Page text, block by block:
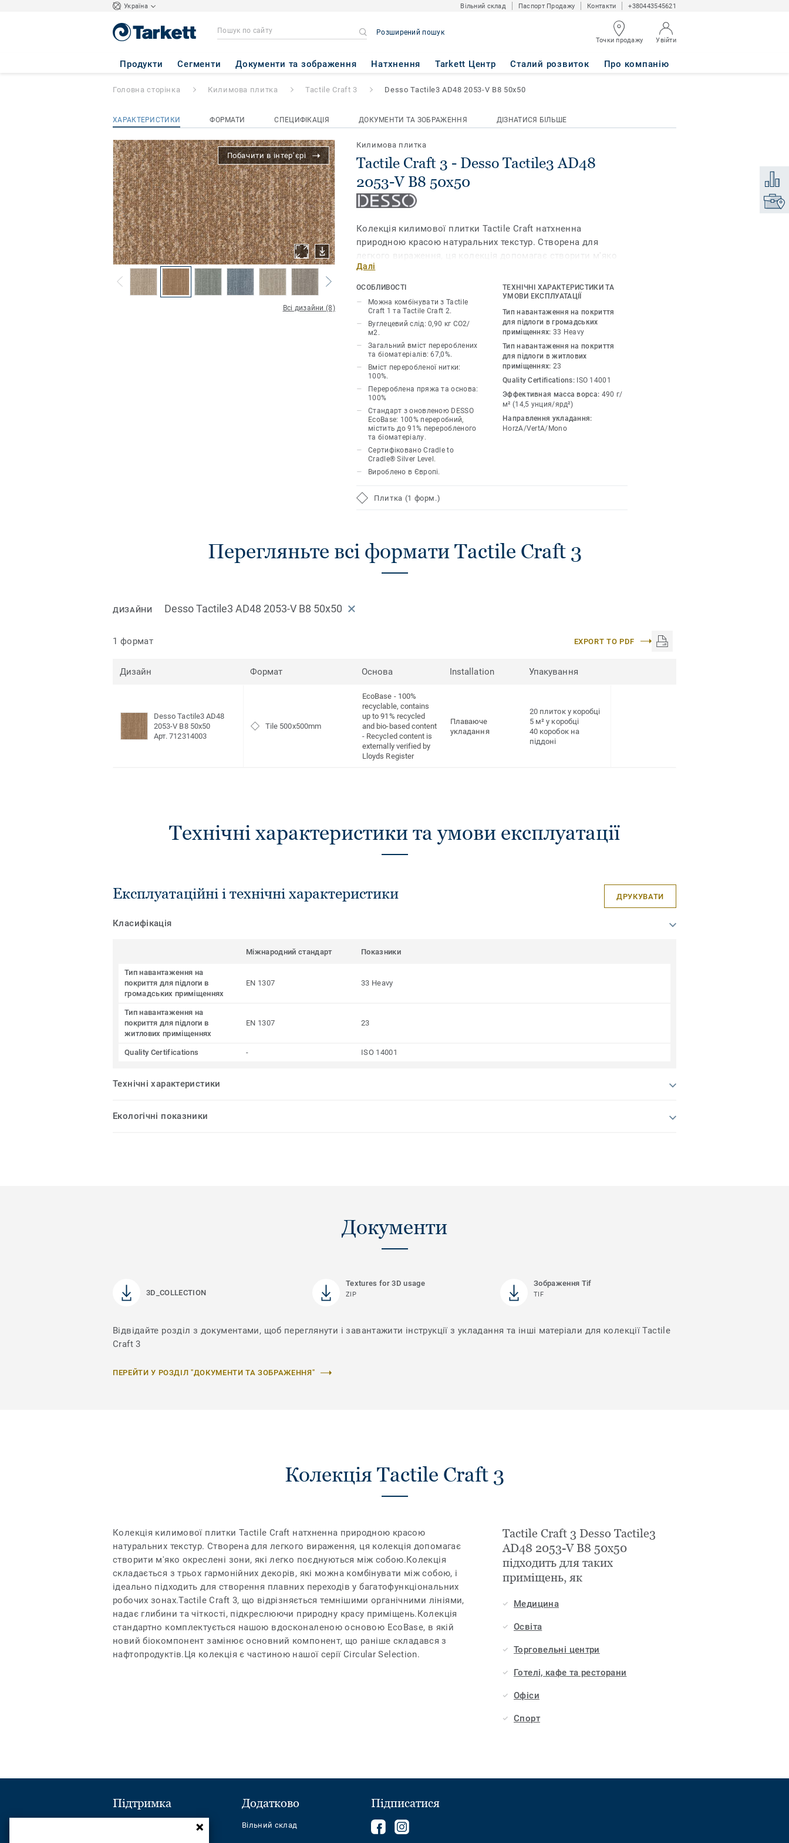
Україна Вільний склад Паспорт Продажу Контакти +380443545621
Розширений пошук
Точки продажу Увійти
Продукти Сегменти Документи та зображення Натхнення Tarkett Центр Сталий розвиток Про компанію
Tactile Craft 3 - Desso Tactile3 AD48 2053-V B8 50x50
Головна сторінка Килимова плитка Tactile Craft 3 Desso Tactile3 AD48 2053-V B8 50x50
ХАРАКТЕРИСТИКИ ФОРМАТИ СПЕЦИФІКАЦІЯ ДОКУМЕНТИ ТА ЗОБРАЖЕННЯ ДІЗНАТИСЯ БІЛЬШЕ
Побачити в інтер’єрі
Всі дизайни (8)
Килимова плитка
Tactile Craft 3 - Desso Tactile3 AD48
2053-V B8 50x50
Колекція килимової плитки Tactile Craft натхненна
природною красою натуральних текстур. Створена для
легкого вираження, ця колекція допомагає створити м'яко
окреслені зони, які легко поєднуються між собою.Колекція
складається з трьох гармонійних декорів, які можна
комбінувати між собою, і ідеально підходить для створення
плавних переходів у багатофункціональних робочих
зонах.Tactile Craft 3, що відрізняється темнішими
органічними лініями, надає глибини та чіткості,
підкреслюючи природну красу приміщень.Колекція
стандартно комплектується нашою вдосконаленою
основою EcoBase, в якій новий біокомпонент замінює
основний компонент, що раніше складався з
нафтопродуктів.Ця колекція є частиною нашої серії Circular
Selection.
Далі
ОСОБЛИВОСТІ
Можна комбінувати з Tactile
Craft 1 та Tactile Craft 2.
Вуглецевий слід: 0,90 кг CO2/
м2.
Загальний вміст перероблених
та біоматеріалів: 67,0%.
Вміст переробленої нитки:
100%.
Перероблена пряжа та основа:
100%
Стандарт з оновленою DESSO
EcoBase: 100% переробний,
містить до 91% переробленого
та біоматеріалу.
Сертифіковано Cradle to
Cradle® Silver Level.
Вироблено в Європі.
ТЕХНІЧНІ ХАРАКТЕРИСТИКИ ТА
УМОВИ ЕКСПЛУАТАЦІЇ
Тип навантаження на покриття
для підлоги в громадських
приміщеннях: 33 Heavy
Тип навантаження на покриття
для підлоги в житлових
приміщеннях: 23
Quality Certifications: ISO 14001
Эффективная масса ворса: 490 г/
м² (14,5 унция/ярд²)
Направлення укладання:
HorzA/VertA/Mono
Плитка (1 форм.)
Перегляньте всі формати Tactile Craft 3
ДИЗАЙНИ Desso Tactile3 AD48 2053-V B8 50x50
1 формат EXPORT TO PDF
Дизайн Формат Основа Installation Упакування
Desso Tactile3 AD48
2053-V B8 50x50
Арт. 712314003
Tile 500x500mm
EcoBase - 100%
recyclable, contains
up to 91% recycled
and bio-based content
- Recycled content is
externally verified by
Lloyds Register
Плаваюче
укладання
20 плиток у коробці
5 м² у коробці
40 коробок на
піддоні
Технічні характеристики та умови експлуатації
Експлуатаційні і технічні характеристики ДРУКУВАТИ
Класифікація
Міжнародний стандарт Показники
Тип навантаження на
покриття для підлоги в
громадських приміщеннях
EN 1307 33 Heavy
Тип навантаження на
покриття для підлоги в
житлових приміщеннях
EN 1307 23
Quality Certifications - ISO 14001
Технічні характеристики
Екологічні показники
Документи
3D_COLLECTION
Textures for 3D usage
ZIP
Зображення Tif
TIF
Відвідайте розділ з документами, щоб переглянути і завантажити інструкції з укладання та інші матеріали для колекції Tactile
Craft 3
ПЕРЕЙТИ У РОЗДІЛ "ДОКУМЕНТИ ТА ЗОБРАЖЕННЯ"
Колекція Tactile Craft 3
Колекція килимової плитки Tactile Craft натхненна природною красою
натуральних текстур. Створена для легкого вираження, ця колекція допомагає
створити м'яко окреслені зони, які легко поєднуються між собою.Колекція
складається з трьох гармонійних декорів, які можна комбінувати між собою, і
ідеально підходить для створення плавних переходів у багатофункціональних
робочих зонах.Tactile Craft 3, що відрізняється темнішими органічними лініями,
надає глибини та чіткості, підкреслюючи природну красу приміщень.Колекція
стандартно комплектується нашою вдосконаленою основою EcoBase, в якій
новий біокомпонент замінює основний компонент, що раніше складався з
нафтопродуктів.Ця колекція є частиною нашої серії Circular Selection.
Tactile Craft 3 Desso Tactile3
AD48 2053-V B8 50x50
підходить для таких
приміщень, як
Медицина
Освіта
Торговельні центри
Готелі, кафе та ресторани
Офіси
Спорт
Підтримка
Надіслати повідомлення
Додатково
Вільний склад
Підписатися
FollowFollow